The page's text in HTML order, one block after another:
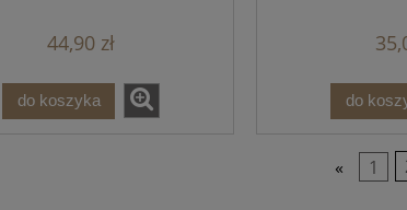
44,90 zł
do koszyka do
« 1